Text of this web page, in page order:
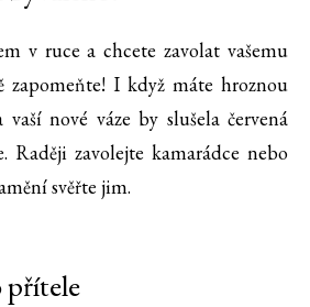
v ruce a chcete zavolat vašemu
zapomeňte! I když máte hroznou
nové váze by slušela červená
Raději zavolejte kamarádce nebo
svěřte jim.
přítele